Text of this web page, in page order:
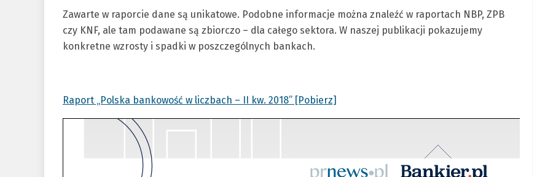
Zawarte w raporcie dane są unikatowe. Podobne informacje można znaleźć w raportach NBP, ZPB
czy KNF, ale tam podawane są zbiorczo – dla całego sektora. W naszej publikacji pokazujemy
konkretne wzrosty i spadki w poszczególnych bankach.
Raport „Polska bankowość w liczbach – II kw. 2018” [Pobierz]